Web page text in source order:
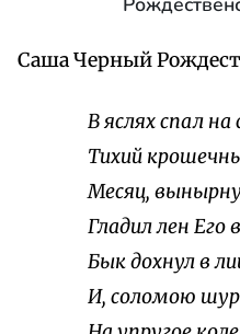
Саша Черный
В яслях спал
Тихий
Месяц,
Гладил лен Его
Бык дохнул в
И, соломою